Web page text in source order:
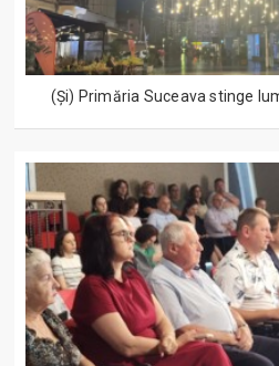
(Și) Primăria Suceava stinge